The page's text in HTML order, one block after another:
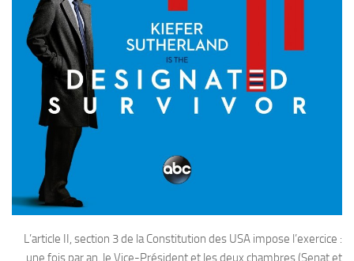
L’article II, section 3 de la Constitution des USA impose l’exercice :
une fois par an, le Vice-Président et les deux chambres (Senat et